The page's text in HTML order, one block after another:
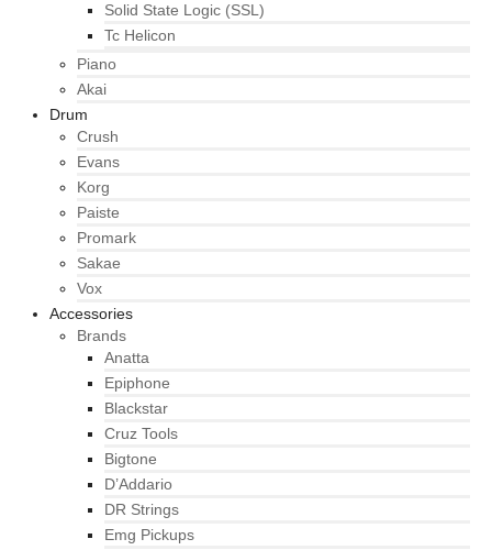
Solid State Logic (SSL)
Tc Helicon
Piano
Akai
Drum
Crush
Evans
Korg
Paiste
Promark
Sakae
Vox
Accessories
Brands
Anatta
Epiphone
Blackstar
Cruz Tools
Bigtone
D’Addario
DR Strings
Emg Pickups